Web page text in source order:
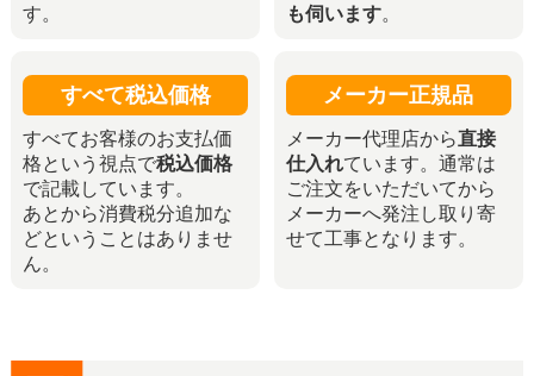
す。
も伺います。
すべて税込価格
すべてお客様のお支払価
格という視点で税込価格
で記載しています。
あとから消費税分追加な
どということはありませ
ん。
メーカー正規品
メーカー代理店から直接
仕入れています。通常は
ご注文をいただいてから
メーカーへ発注し取り寄
せて工事となります。